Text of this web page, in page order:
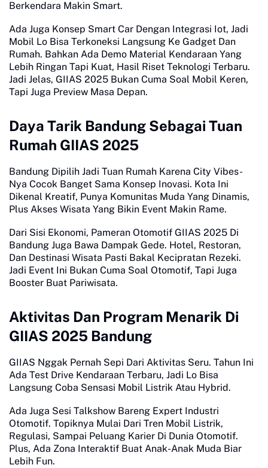
Berkendara Makin Smart.
Ada Juga Konsep Smart Car Dengan Integrasi Iot, Jadi
Mobil Lo Bisa Terkoneksi Langsung Ke Gadget Dan
Rumah. Bahkan Ada Demo Material Kendaraan Yang
Lebih Ringan Tapi Kuat, Hasil Riset Teknologi Terbaru.
Jadi Jelas, GIIAS 2025 Bukan Cuma Soal Mobil Keren,
Tapi Juga Preview Masa Depan.
Daya Tarik Bandung Sebagai Tuan
Rumah GIIAS 2025
Bandung Dipilih Jadi Tuan Rumah Karena City Vibes-
Nya Cocok Banget Sama Konsep Inovasi. Kota Ini
Dikenal Kreatif, Punya Komunitas Muda Yang Dinamis,
Plus Akses Wisata Yang Bikin Event Makin Rame.
Dari Sisi Ekonomi, Pameran Otomotif GIIAS 2025 Di
Bandung Juga Bawa Dampak Gede. Hotel, Restoran,
Dan Destinasi Wisata Pasti Bakal Kecipratan Rezeki.
Jadi Event Ini Bukan Cuma Soal Otomotif, Tapi Juga
Booster Buat Pariwisata.
Aktivitas Dan Program Menarik Di
GIIAS 2025 Bandung
GIIAS Nggak Pernah Sepi Dari Aktivitas Seru. Tahun Ini
Ada Test Drive Kendaraan Terbaru, Jadi Lo Bisa
Langsung Coba Sensasi Mobil Listrik Atau Hybrid.
Ada Juga Sesi Talkshow Bareng Expert Industri
Otomotif. Topiknya Mulai Dari Tren Mobil Listrik,
Regulasi, Sampai Peluang Karier Di Dunia Otomotif.
Plus, Ada Zona Interaktif Buat Anak-Anak Muda Biar
Lebih Fun.